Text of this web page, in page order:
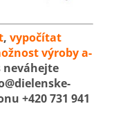
, vypočítat
výroby a-
neváhejte
+420 731 941